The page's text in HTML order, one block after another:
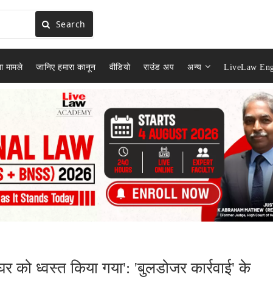
Search
मामले जानिए हमारा कानून वीडियो राउंड अप अन्य LiveLaw
को ध्वस्त किया गया': 'बुलडोजर कार्रवाई' के